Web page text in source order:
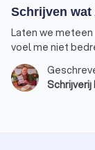
Schrijven wat
Laten we meteen
voel me niet
is een handige
schrijver, maar
verschil.Schrijverij